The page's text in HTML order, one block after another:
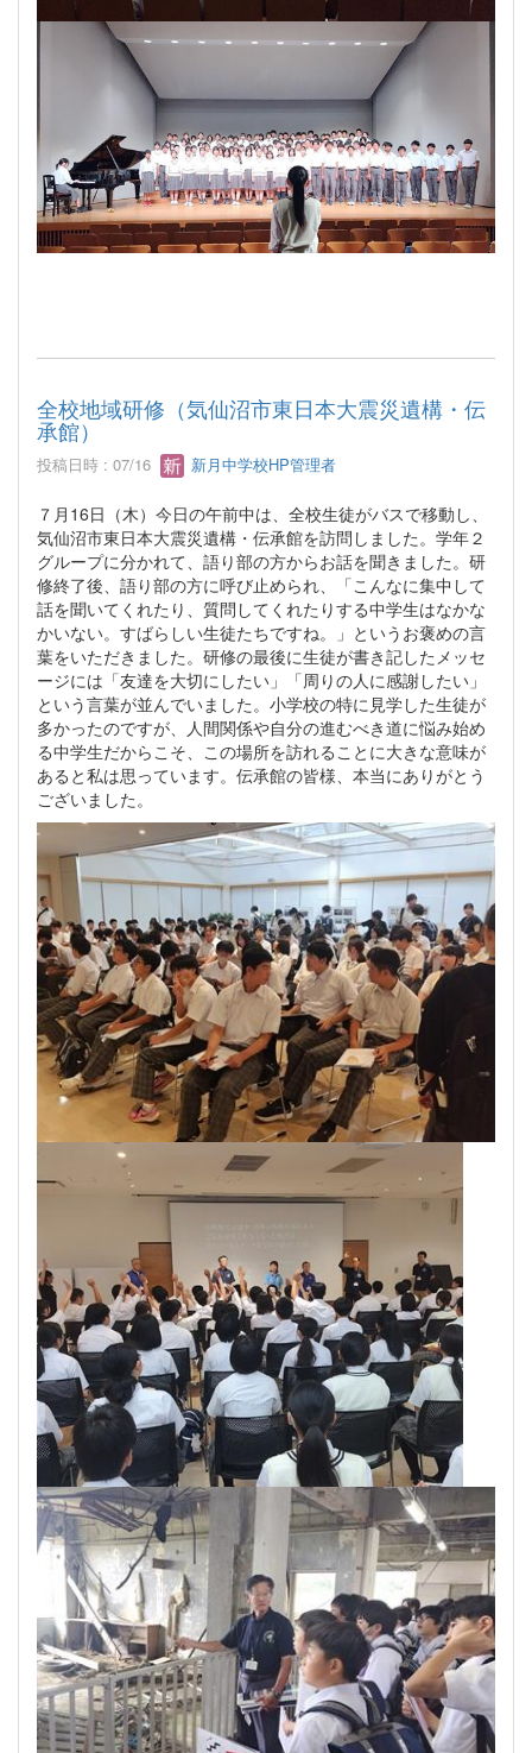
全校地域研修（気仙沼市東日本大震災遺構・伝
承館）
投稿日時 : 07/16 新月中学校HP管理者
７月16日（木）今日の午前中は、全校生徒がバスで移動し、
気仙沼市東日本大震災遺構・伝承館を訪問しました。学年２
グループに分かれて、語り部の方からお話を聞きました。研
修終了後、語り部の方に呼び止められ、「こんなに集中して
話を聞いてくれたり、質問してくれたりする中学生はなかな
かいない。すばらしい生徒たちですね。」というお褒めの言
葉をいただきました。研修の最後に生徒が書き記したメッセ
ージには「友達を大切にしたい」「周りの人に感謝したい」
という言葉が並んでいました。小学校の特に見学した生徒が
多かったのですが、人間関係や自分の進むべき道に悩み始め
る中学生だからこそ、この場所を訪れることに大きな意味が
あると私は思っています。伝承館の皆様、本当にありがとう
ございました。